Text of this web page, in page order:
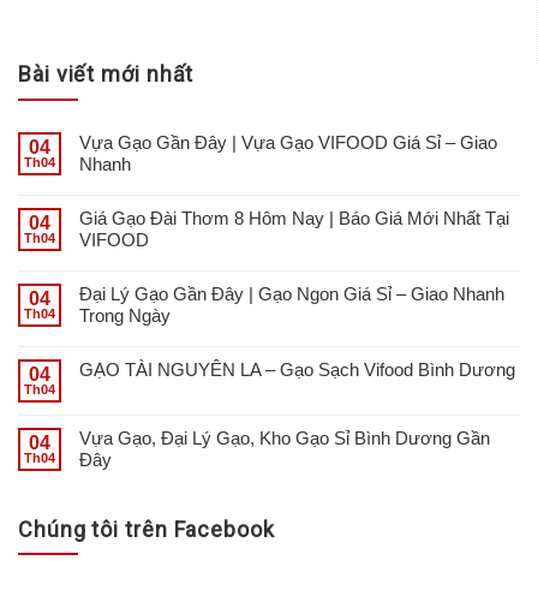
Bài viết mới nhất
04
Th04
Vựa Gạo Gần Đây | Vựa Gạo VIFOOD Giá Sỉ – Giao
Nhanh
04
Th04
Giá Gạo Đài Thơm 8 Hôm Nay | Báo Giá Mới Nhất Tại
VIFOOD
04
Th04
Đại Lý Gạo Gần Đây | Gạo Ngon Giá Sỉ – Giao Nhanh
Trong Ngày
04
Th04
GẠO TÀI NGUYÊN LA – Gạo Sạch Vifood Bình Dương
04
Th04
Vựa Gạo, Đại Lý Gạo, Kho Gạo Sỉ Bình Dương Gần
Đây
Chúng tôi trên Facebook